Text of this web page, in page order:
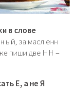
в слове
ый, за масл енн
пиши две НН –
Е, а не Я